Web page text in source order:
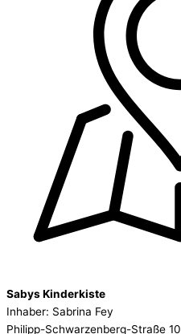
Sabys Kinderkiste
Inhaber: Sabrina Fey
Philipp-Schwarzenberg-Straße 10